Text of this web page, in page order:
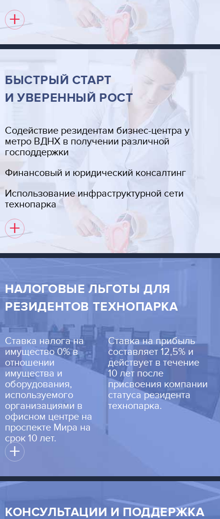
+
БЫСТРЫЙ СТАРТ
И УВЕРЕННЫЙ РОСТ
Cодействие резидентам бизнес-центра у
метро ВДНХ в получении различной
господдержки
Финансовый и юридический консалтинг
Использование инфраструктурной сети
технопарка
+
НАЛОГОВЫЕ ЛЬГОТЫ ДЛЯ
РЕЗИДЕНТОВ ТЕХНОПАРКА
Ставка налога на
имущество 0% в
отношении
имущества и
оборудования,
используемого
организациями в
офисном центре на
проспекте Мира на
срок 10 лет.
Ставка на прибыль
составляет 12,5% и
действует в течение
10 лет после
присвоения компании
статуса резидента
технопарка.
+
КОНСУЛЬТАЦИИ И ПОДДЕРЖКА